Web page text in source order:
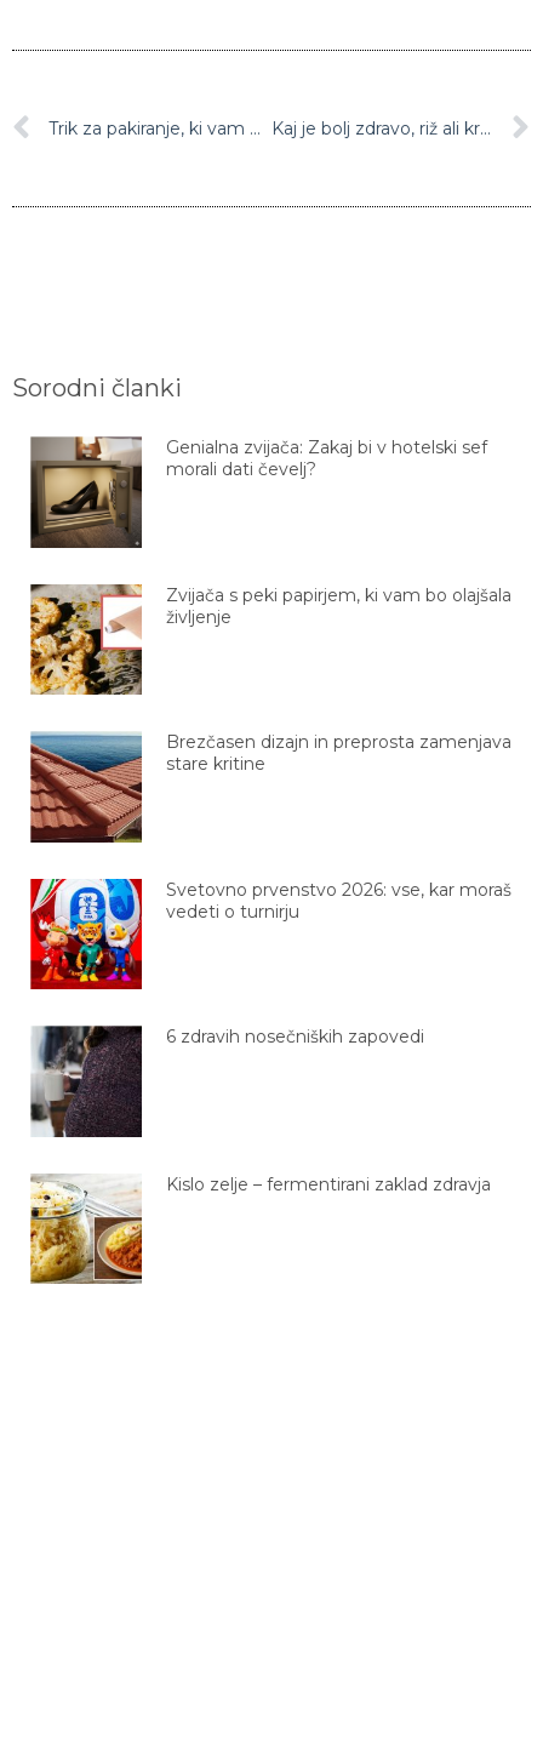
Trik za pakiranje, ki vam po prihranil veliko prostora Kaj je bolj zdravo, riž ali krompir?
Sorodni članki
Genialna zvijača: Zakaj bi v hotelski sef
morali dati čevelj?
Zvijača s peki papirjem, ki vam bo olajšala
življenje
Brezčasen dizajn in preprosta zamenjava
stare kritine
Svetovno prvenstvo 2026: vse, kar moraš
vedeti o turnirju
6 zdravih nosečniških zapovedi
Kislo zelje – fermentirani zaklad zdravja